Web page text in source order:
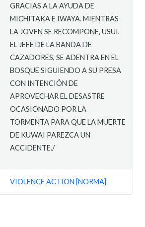
GRACIAS A LA AYUDA DE
MICHITAKA E IWAYA. MIENTRAS
LA JOVEN SE RECOMPONE, USUI,
EL JEFE DE LA BANDA DE
CAZADORES, SE ADENTRA EN EL
BOSQUE SIGUIENDO A SU PRESA
CON INTENCIÓN DE
APROVECHAR EL DESASTRE
OCASIONADO POR LA
TORMENTA PARA QUE LA MUERTE
DE KUWAI PAREZCA UN
ACCIDENTE./
VIOLENCE ACTION [NORMA]